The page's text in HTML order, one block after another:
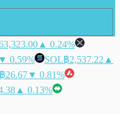
▲ 0.24%
▼ 0.59% SOL฿2,537.22 ▲
฿26.67▼ 0.81%
▲ 0.13%